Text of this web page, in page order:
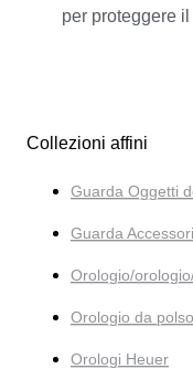
per proteggere
Collezioni affini
Guarda Oggetti
Guarda
Orologio/
Orologio da
Orologi Heuer